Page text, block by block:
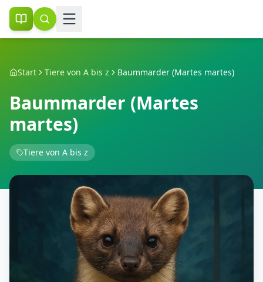
Start Tiere von A bis z Baummarder (Martes martes)
Baummarder (Martes
martes)
Tiere von A bis z